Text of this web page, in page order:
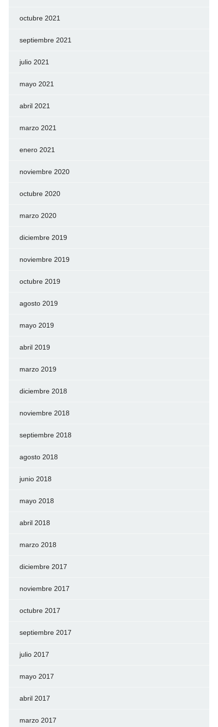
octubre 2021
septiembre 2021
julio 2021
mayo 2021
abril 2021
marzo 2021
enero 2021
noviembre 2020
octubre 2020
marzo 2020
diciembre 2019
noviembre 2019
octubre 2019
agosto 2019
mayo 2019
abril 2019
marzo 2019
diciembre 2018
noviembre 2018
septiembre 2018
agosto 2018
junio 2018
mayo 2018
abril 2018
marzo 2018
diciembre 2017
noviembre 2017
octubre 2017
septiembre 2017
julio 2017
mayo 2017
abril 2017
marzo 2017